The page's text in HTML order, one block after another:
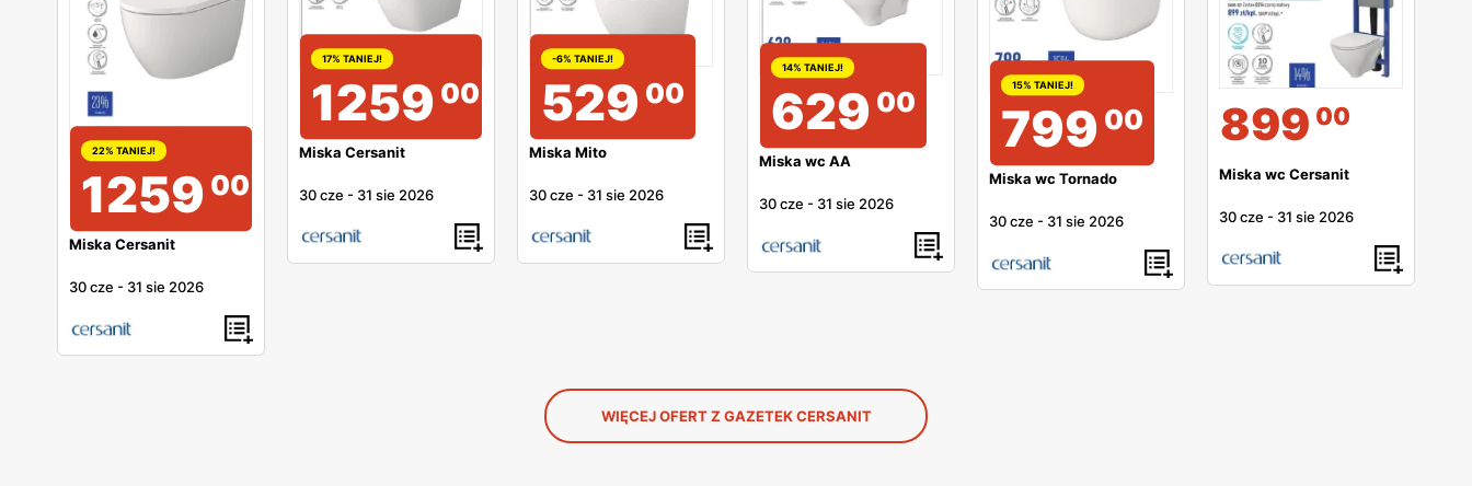
22% TANIEJ!
1259 00
Miska Cersanit
30 cze - 31 sie 2026
17% TANIEJ!
1259 00
Miska Cersanit
30 cze - 31 sie 2026
-6% TANIEJ!
529 00
Miska Mito
30 cze - 31 sie 2026
14% TANIEJ!
629 00
Miska wc AA
30 cze - 31 sie 2026
15% TANIEJ!
799 00
Miska wc Tornado
30 cze - 31 sie 2026
899 00
Miska wc Cersanit
30 cze - 31 sie 2026
WIĘCEJ OFERT Z GAZETEK CERSANIT